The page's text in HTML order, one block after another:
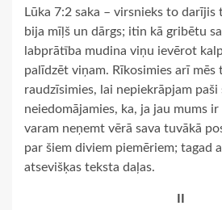
Lūka 7:2 saka – virsnieks to darījis
bija mīļš un dārgs; itin kā gribētu
labprātība mudina viņu ievērot
palīdzēt viņam. Rīkosimies arī mēs
raudzīsimies, lai nepiekrāpjam paši
neiedomājamies, ka, ja jau mums
varam neņemt vērā sava tuvākā
par šiem diviem piemēriem; tagad
atsevišķas teksta daļas.
II